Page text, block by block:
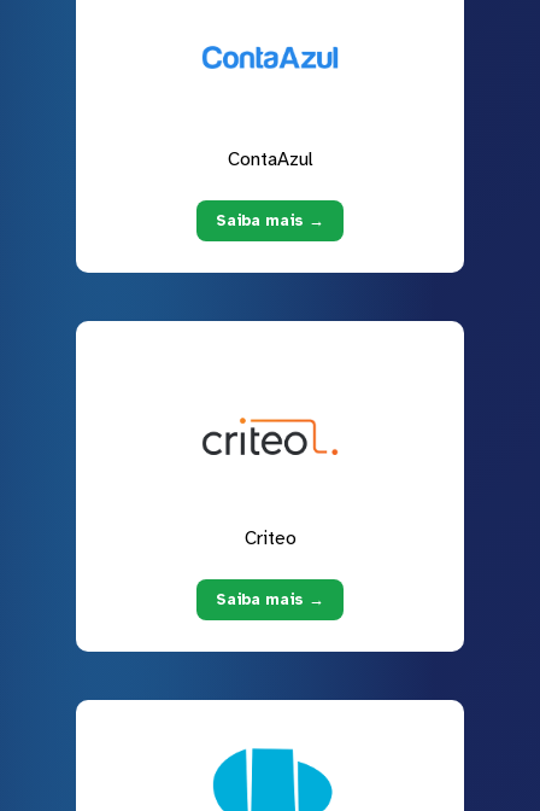
ContaAzul
Saiba mais →
Criteo
Saiba mais →